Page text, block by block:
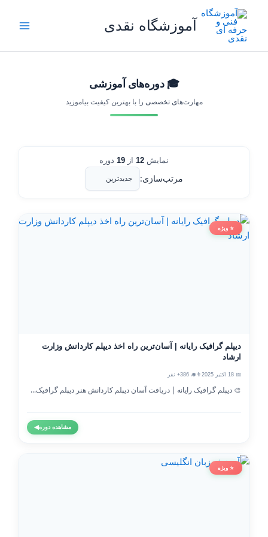
آموزشگاه نقدی
🎓 دوره‌های آموزشی
مهارت‌های تخصصی را با بهترین کیفیت بیاموزید
نمایش 12 از 19 دوره
مرتب‌سازی:
⭐ ویژه
دیپلم گرافیک رایانه | آسان‌ترین راه اخذ دیپلم کاردانش وزارت
ارشاد
📅 18 اکتبر 2025 👨‍🎓 386+ نفر
🎨 دیپلم گرافیک رایانه | دریافت آسان دیپلم کاردانش هنر دیپلم گرافیک...
مشاهده دوره◀
⭐ ویژه